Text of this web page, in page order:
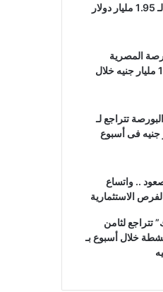
تتراجع 13% لـ 1.95 مليار دولار
المصرية
تتجاوز الـ 167 مليار جنيه خلال
تتراجع لـ
.. واتساع
الاستثمارية
تتراجع لثامن
خلال أسبوع بـ